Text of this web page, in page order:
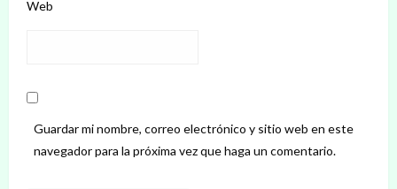
Web
Guardar mi nombre, correo electrónico y sitio web en este
navegador para la próxima vez que haga un comentario.